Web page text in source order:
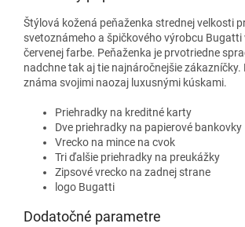
Štýlová kožená peňaženka strednej velkosti
svetoznámeho a špičkového výrobcu Bugatti
červenej farbe. Peňaženka je prvotriedne
nadchne tak aj tie najnáročnejšie
známa svojimi naozaj luxusnými kúskami.
Priehradky na kreditné karty
Dve priehradky na papierové bankovky
Vrecko na mince na cvok
Tri ďalšie priehradky na preukážky
Zipsové vrecko na zadnej strane
logo Bugatti
Dodatočné parametre